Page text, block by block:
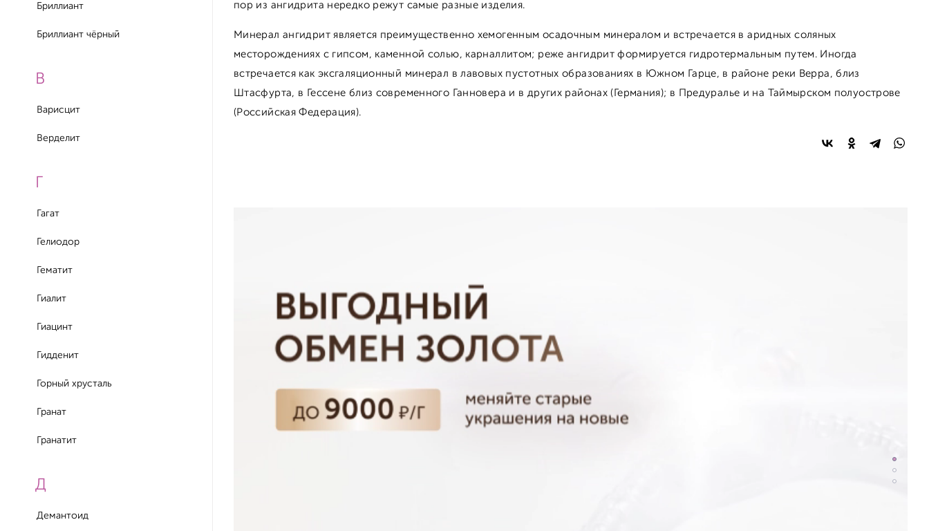
Бриллиант
Бриллиант чёрный
В
Варисцит
Верделит
Г
Гагат
Гелиодор
Гематит
Гиалит
Гиацинт
Гидденит
Горный хрусталь
Гранат
Гранатит
Д
Демантоид
пор из ангидрита нередко режут самые разные изделия.
Минерал ангидрит является преимущественно хемогенным осадочным минералом и встречается в аридных соляных
месторождениях с гипсом, каменной солью, карналлитом; реже ангидрит формируется гидротермальным путем. Иногда
встречается как эксгаляционный минерал в лавовых пустотных образованиях в Южном Гарце, в районе реки Верра, близ
Штасфурта, в Гессене близ современного Ганновера и в других районах (Германия); в Предуралье и на Таймырском полуострове
(Российская Федерация).